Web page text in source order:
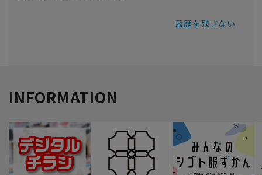
履歴を残さない
INFORMATION